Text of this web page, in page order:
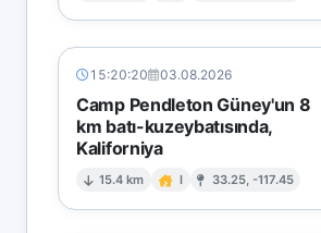
15:20:20 03.08.2026
Camp Pendleton Güney'un 8
km batı-kuzeybatısında,
Kaliforniya
15.4 km I 33.25, -117.45